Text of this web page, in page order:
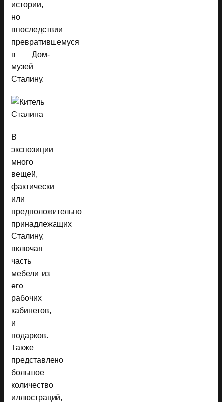
истории,
но
впоследствии
превратившемуся
в Дом-
музей
Сталину.
В
экспозиции
много
вещей,
фактически
или
предположительно
принадлежащих
Сталину,
включая
часть
мебели из
его
рабочих
кабинетов,
и
подарков.
Также
представлено
большое
количество
иллюстраций,